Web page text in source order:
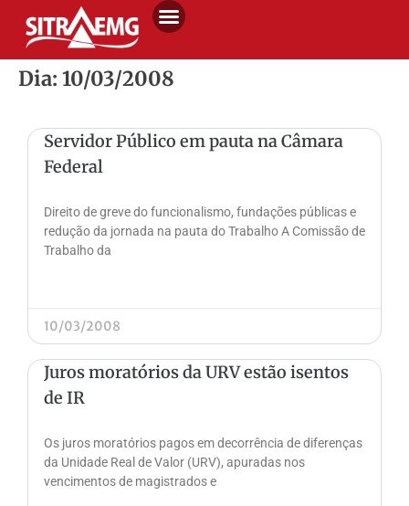
Dia: 10/03/2008
Servidor Público em pauta na Câmara
Federal
Direito de greve do funcionalismo, fundações públicas e
redução da jornada na pauta do Trabalho A Comissão de
Trabalho da
10/03/2008
Juros moratórios da URV estão isentos
de IR
Os juros moratórios pagos em decorrência de diferenças
da Unidade Real de Valor (URV), apuradas nos
vencimentos de magistrados e